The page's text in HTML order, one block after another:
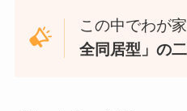
この中でわが
全同居型」の